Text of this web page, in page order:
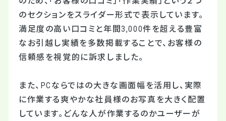
のセクションをスライダー形式で表示しています。
満足度の高い口コミと年間3,000件を超える豊富
なお引越し実績を多数掲載することで、お客様の
信頼感を視覚的に訴求しました。
また、PCならではの大きな画面幅を活用し、実際
に作業する爽やかな社員様のお写真を大きく配置
しています。どんな人が作業するのかユーザーが